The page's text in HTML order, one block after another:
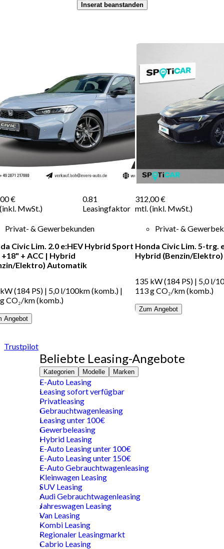
Inserat beanstanden
€
MwSt.)
0.81
Leasingfaktor
Privat- & Gewerbekunden
Civic Lim. 2.0 e:HEV Hybrid Sport
+18" + ACC | Hybrid
Elektro) Automatik
(184 PS) | 5,0 l/100km (komb.) |
CO₂/km (komb.)
Angebot
312,00 €
mtl. (inkl. MwSt.)
Privat- &
Honda Civic Lim. 5-trg.
Hybrid (Benzin/Elektro)
135 kW (184 PS) | 5,0 l/
113 g CO₂/km (komb.)
Zum Angebot
Trustpilot
Beliebte Leasing-Angebote
Kategorien Modelle Marken
E-Auto Leasing
Leasing sofort verfügbar
Privatleasing
Gebrauchtwagenleasing
Leasing unter 100€
Gewerbeleasing
Hybrid Leasing
E-Auto Leasing unter 100€
E-Auto Leasing unter 150€
E-Auto Gebrauchtwagenleasing
Kleinwagen Leasing
SUV Leasing
Audi Gebrauchtwagenleasing
Jahreswagen Leasing
Van Leasing
Kombi Leasing
Regionaler Leasingmarkt
Cabrio Leasing